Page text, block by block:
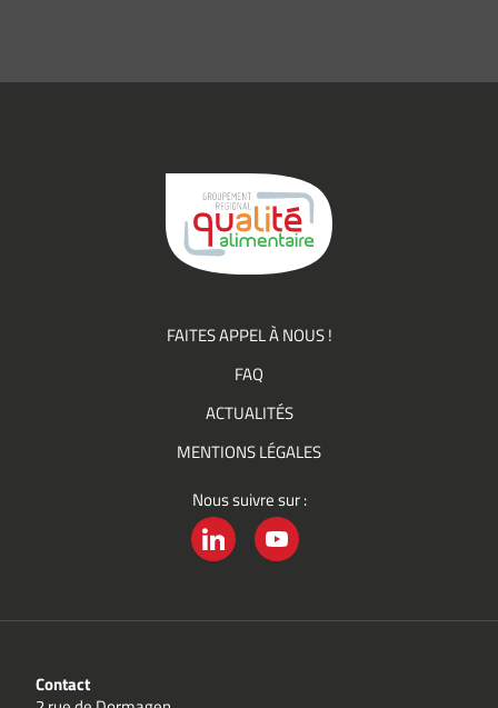
FAITES APPEL À NOUS !
FAQ
ACTUALITÉS
MENTIONS LÉGALES
Nous suivre sur :
Contact